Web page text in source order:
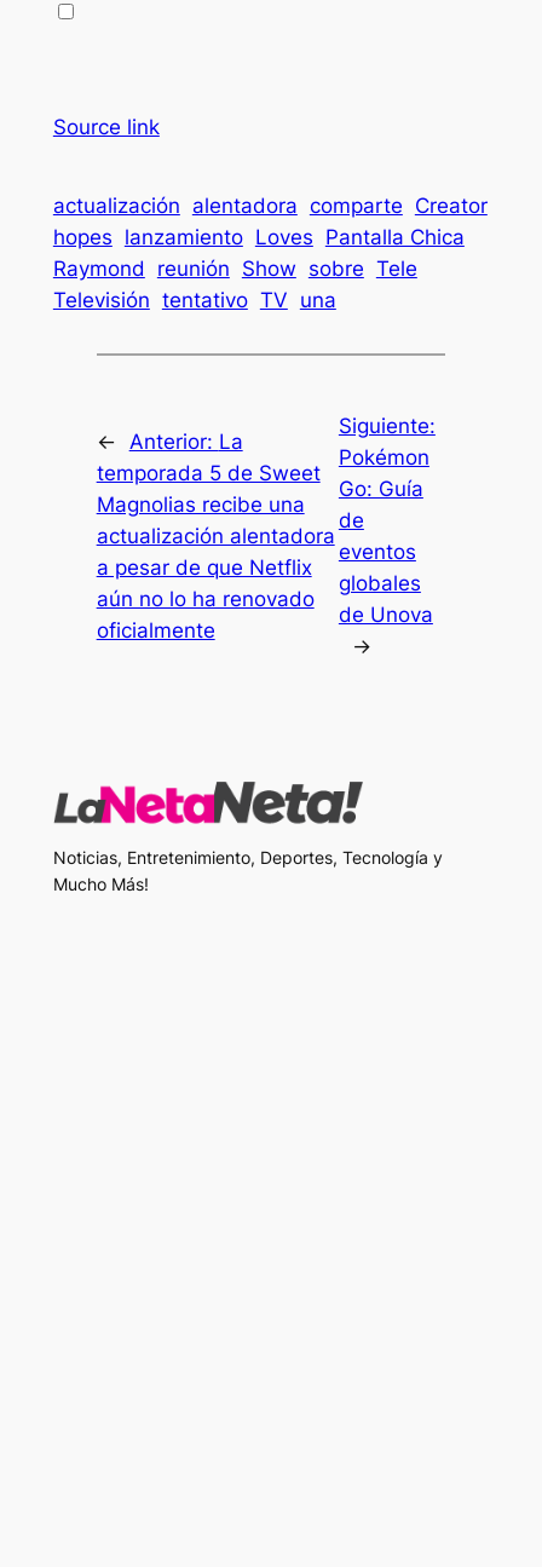
Source link
actualización alentadora comparte Creator
hopes lanzamiento Loves Pantalla Chica
Raymond
reunión Show sobre Tele
Televisión tentativo TV una
← Anterior: La
temporada 5 de Sweet
Magnolias recibe una
actualización alentadora
a pesar de que Netflix
aún no lo ha renovado
oficialmente
Siguiente:
Pokémon
Go: Guía
de
eventos
globales
de Unova
→
Noticias, Entretenimiento, Deportes, Tecnología y
Mucho Más!